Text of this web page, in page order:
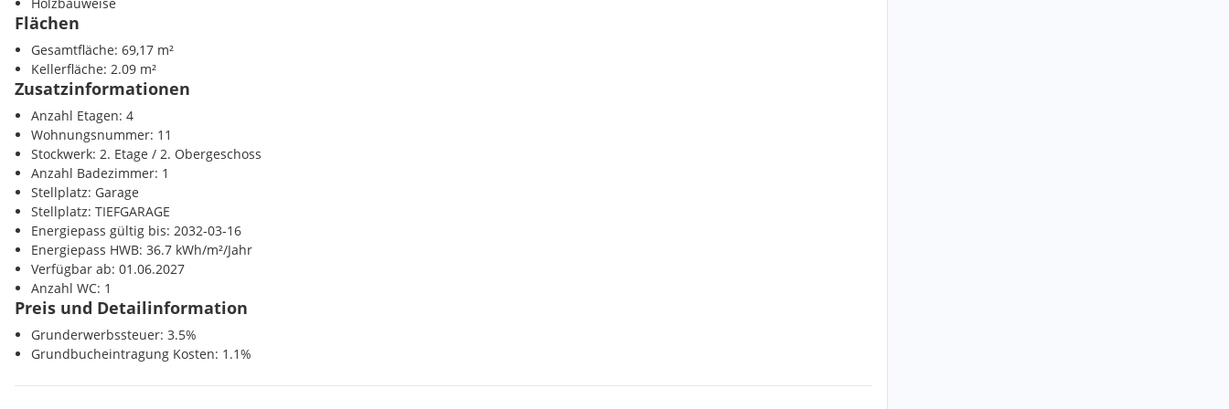
Obergeschossund gliedert sich in folgende tolle Raumaufteilung:
Option 1 :
Vorraum: ca. 6,75 m²
2. Zimmer : ca. 12,32 m²
Wohnküche: ca. 26,01 m²
Bad: ca. 4,46 m²
WC: ca. 2,32 m²
Option 2 :
Vorraum: ca. 5,85 m²
1. Zimmer: ca. 12,53 m²
2. Zimmer : ca. 12,32 m²
Wohnküche: ca. 22,51 m²
Bad: ca. 3,49 m²
Abstellraum: ca. 5,04 m²
Verkehr
Autobahnanschluss <1550m
Bahnhof <575m
Flughafen <4350m
Sonstige
Bank <150m
Post <225m
Polizei <1950m
Flächen
Gesamtfläche: 69,17 m²
Kellerfläche: 2.09 m²
Zusatzinformationen
Anzahl Etagen: 4
Wohnungsnummer: 11
Stockwerk: 2. Etage / 2. Obergeschoss
Anzahl Badezimmer: 1
Stellplatz: Garage
Stellplatz: TIEFGARAGE
Energiepass gültig bis: 2032-03-16
Energiepass HWB: 36.7 kWh/m²/Jahr
Verfügbar ab: 01.06.2027
Anzahl WC: 1
Preis und Detailinformation
Grunderwerbssteuer: 3.5%
Grundbucheintragung Kosten: 1.1%